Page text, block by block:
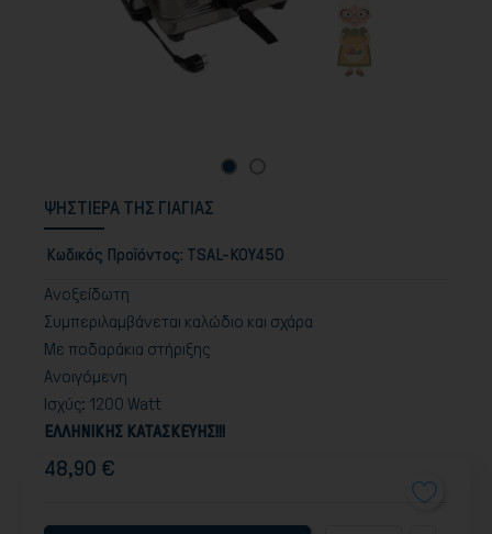
ΨΗΣΤΙΕΡΑ ΤΗΣ ΓΙΑΓΙΑΣ
Κωδικός Προϊόντος: TSAL-KOY450
Ανοξείδωτη
Συμπεριλαμβάνεται καλώδιο και σχάρα
Με ποδαράκια στήριξης
Ανοιγόμενη
Ισχύς: 1200 Watt
ΕΛΛΗΝΙΚΗΣ ΚΑΤΑΣΚΕΥΗΣ!!!
48,90 €